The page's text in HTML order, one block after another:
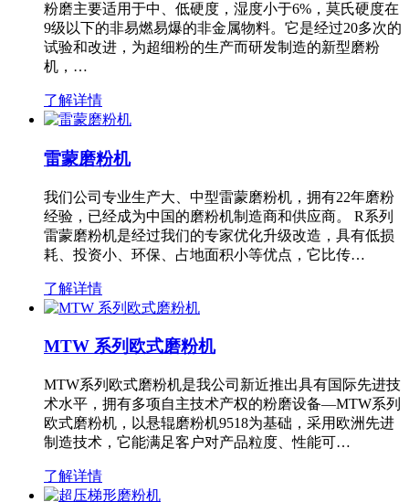
粉磨主要适用于中、低硬度，湿度小于6%，莫氏硬度在
9级以下的非易燃易爆的非金属物料。它是经过20多次的
试验和改进，为超细粉的生产而研发制造的新型磨粉
机，…
了解详情
雷蒙磨粉机
我们公司专业生产大、中型雷蒙磨粉机，拥有22年磨粉
经验，已经成为中国的磨粉机制造商和供应商。 R系列
雷蒙磨粉机是经过我们的专家优化升级改造，具有低损
耗、投资小、环保、占地面积小等优点，它比传…
了解详情
MTW 系列欧式磨粉机
MTW系列欧式磨粉机是我公司新近推出具有国际先进技
术水平，拥有多项自主技术产权的粉磨设备—MTW系列
欧式磨粉机，以悬辊磨粉机9518为基础，采用欧洲先进
制造技术，它能满足客户对产品粒度、性能可…
了解详情